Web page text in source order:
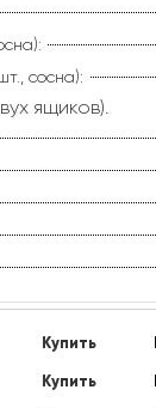
сосна):
ящиков).
Купить
Купить